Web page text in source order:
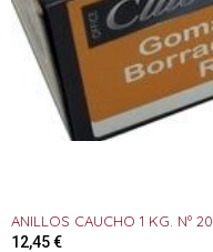
ANILLOS CAUCHO 1 KG. Nº 20
12,45€